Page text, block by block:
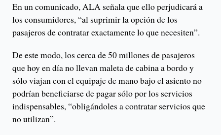
En un comunicado, ALA señala que ello perjudicará a
los consumidores, “al suprimir la opción de los
pasajeros de contratar exactamente lo que necesiten”.
De este modo, los cerca de 50 millones de pasajeros
que hoy en día no llevan maleta de cabina a bordo y
sólo viajan con el equipaje de mano bajo el asiento no
podrían beneficiarse de pagar sólo por los servicios
indispensables, “obligándoles a contratar servicios que
no utilizan”.